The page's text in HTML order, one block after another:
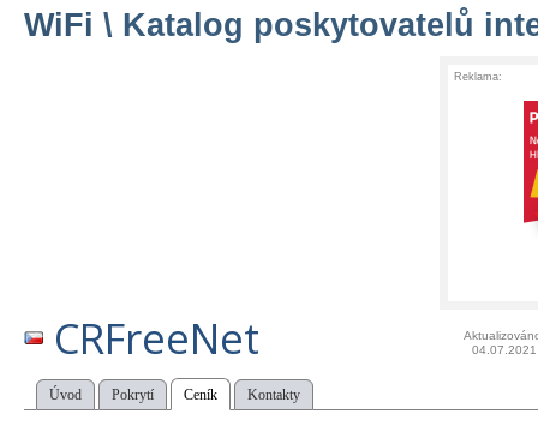
WiFi \ Katalog poskytovatelů
Reklama:
CRFreeNet
04.07.2021
Úvod Pokrytí Ceník Kontakty